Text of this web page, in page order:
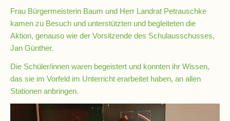
Kompetenzteam
Seiteneinsteiger
Methodentraining
Bewegte
Frau Bürgermeisterin Baum und Herr Landrat Petrauschke
kamen zu Besuch und unterstützten und begleiteten die
Aktion, genauso wie der Vorsitzende des Schulausschusses,
Jan Günther.
Die Schüler/innen waren begeistert und konnten ihr Wissen,
das sie im Vorfeld im Unterricht erarbeitet haben, an allen
Stationen anbringen.